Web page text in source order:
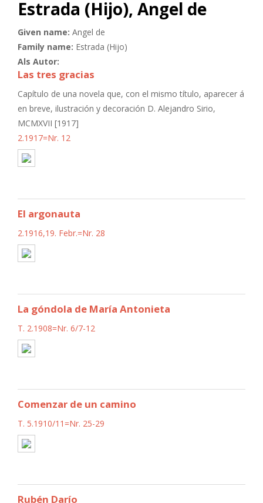
Estrada (Hijo), Angel de
Given name: Angel de
Family name: Estrada (Hijo)
Als Autor:
Las tres gracias
Capítulo de una novela que, con el mismo título, aparecer á
en breve, ilustración y decoración D. Alejandro Sirio,
MCMXVII [1917]
2.1917=Nr. 12
El argonauta
2.1916,19. Febr.=Nr. 28
La góndola de María Antonieta
T. 2.1908=Nr. 6/7-12
Comenzar de un camino
T. 5.1910/11=Nr. 25-29
Rubén Darío